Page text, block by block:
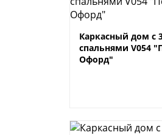
Каркасный дом с
спальнями V054
Офорд"